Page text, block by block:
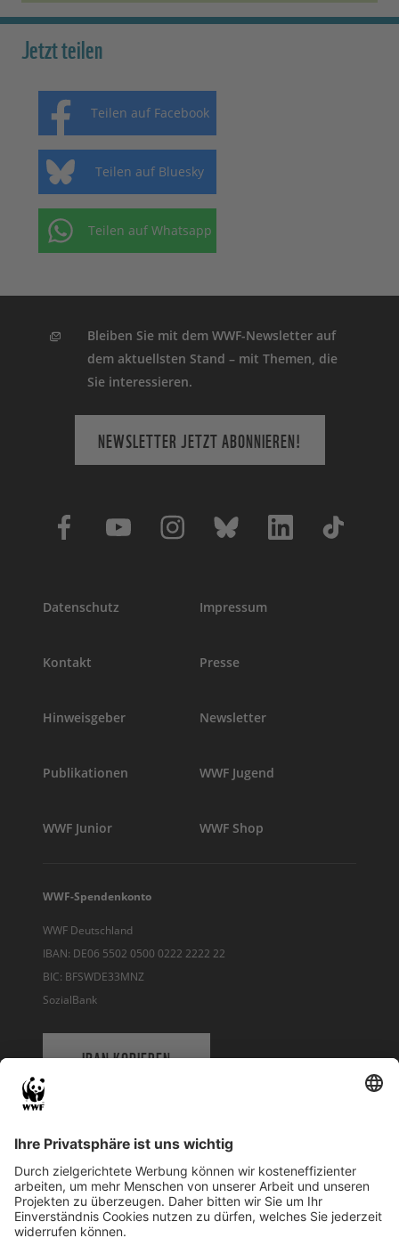
Jetzt teilen
Teilen auf Facebook
Teilen auf Bluesky
Teilen auf Whatsapp
Bleiben Sie mit dem WWF-Newsletter auf
dem aktuellsten Stand – mit Themen, die
Sie interessieren.
NEWSLETTER JETZT ABONNIEREN!
Datenschutz Impressum
Kontakt Presse
Hinweisgeber Newsletter
Publikationen WWF Jugend
WWF Junior WWF Shop
WWF-Spendenkonto
WWF Deutschland
IBAN: DE06 5502 0500 0222 2222 22
BIC: BFSWDE33MNZ
SozialBank
IBAN KOPIEREN
WWF Deutschland
Reinhardtstr. 18